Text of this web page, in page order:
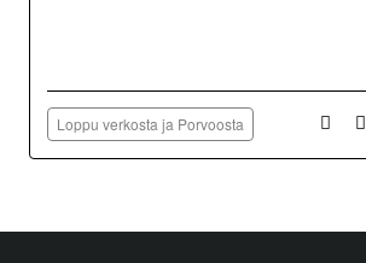
Loppu verkosta ja Porvoosta